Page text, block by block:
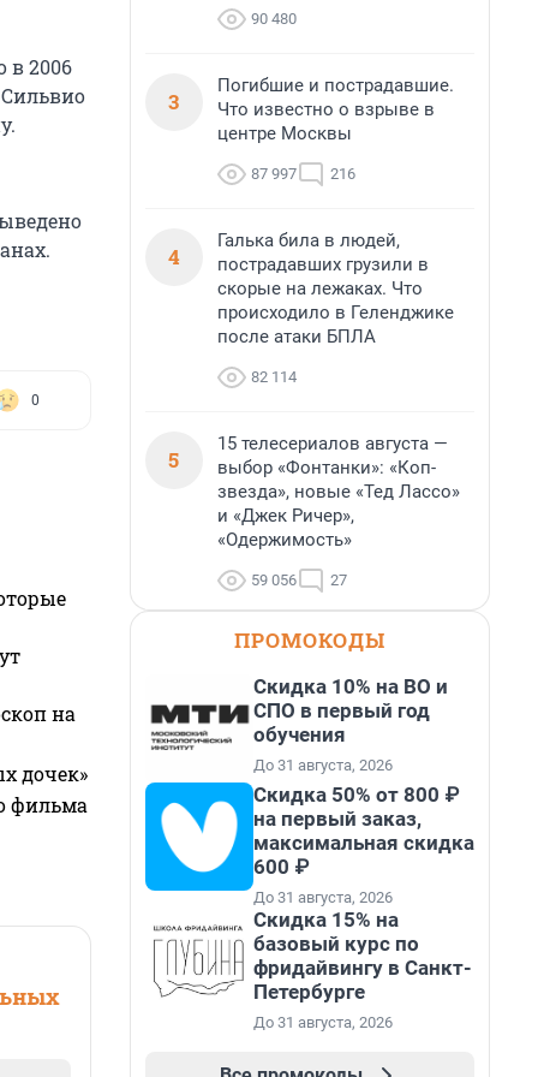
в 2006
0
на
дочек»
фильма
90 480
3
Погибшие и пострадавшие.
Что известно о взрыве в
центре Москвы
87 997 216
4
Галька била в людей,
пострадавших грузили в
скорые на лежаках. Что
происходило в Геленджике
после атаки БПЛА
82 114
5
15 телесериалов августа —
выбор «Фонтанки»: «Коп-
звезда», новые «Тед Лассо»
и «Джек Ричер»,
«Одержимость»
59 056 27
ПРОМОКОДЫ
Скидка 10% на ВО и
СПО в первый год
обучения
До 31 августа, 2026
Скидка 50% от 800 ₽
на первый заказ,
максимальная скидка
600 ₽
До 31 августа, 2026
Скидка 15% на
базовый курс по
фридайвингу в Санкт-
Петербурге
До 31 августа, 2026